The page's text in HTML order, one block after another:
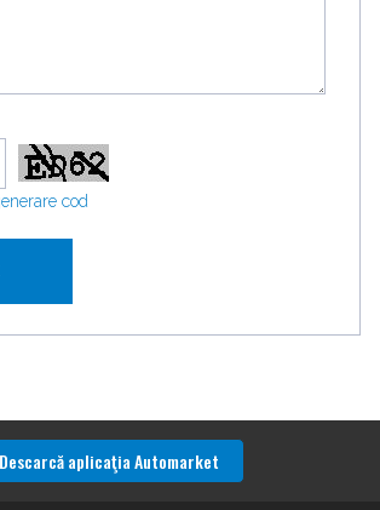
cod
Descarcă aplicaţia Automarket